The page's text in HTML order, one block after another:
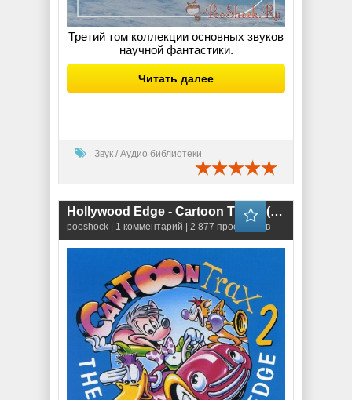
Третий том коллекции основных звуков
научной фантастики.
Читать далее
Звук / Аудио библиотеки
Hollywood Edge - Cartoon Trax 2 (WAV)
pooshock | 1 комментарий | 2 877 просмотров